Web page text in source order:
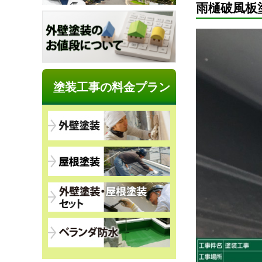
雨樋破風板
塗装工事の料金プラン